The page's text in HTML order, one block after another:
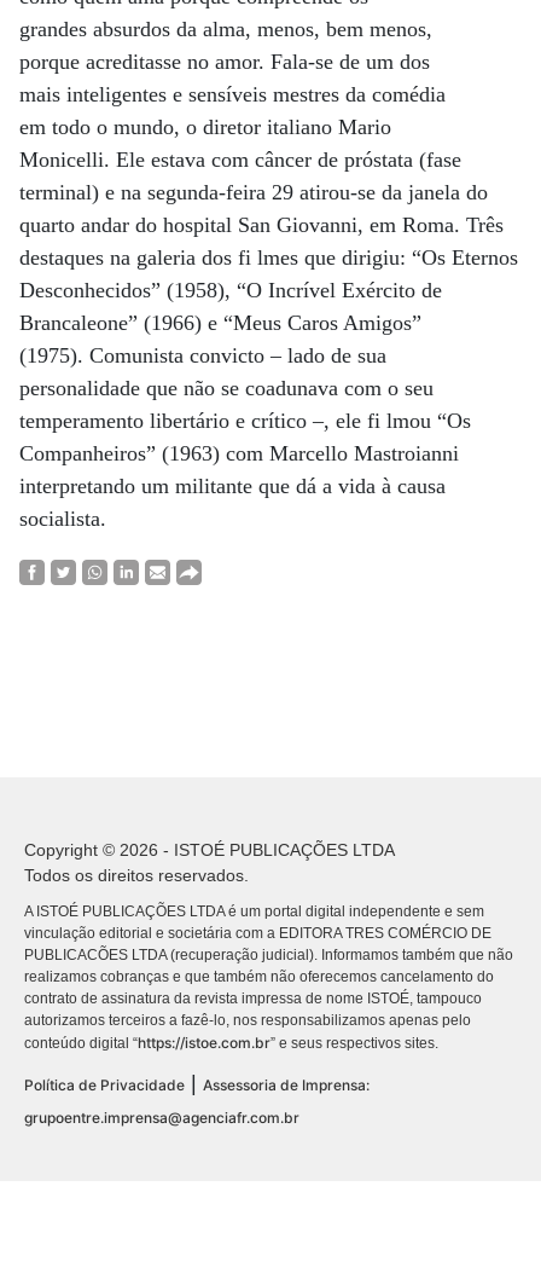
grandes absurdos da alma, menos, bem menos,
porque acreditasse no amor. Fala-se de um dos
mais inteligentes e sensíveis mestres da comédia
em todo o mundo, o diretor italiano Mario
Monicelli. Ele estava com câncer de próstata (fase
terminal) e na segunda-feira 29 atirou-se da janela do
quarto andar do hospital San Giovanni, em Roma. Três
destaques na galeria dos fi lmes que dirigiu: “Os Eternos
Desconhecidos” (1958), “O Incrível Exército de
Brancaleone” (1966) e “Meus Caros Amigos”
(1975). Comunista convicto – lado de sua
personalidade que não se coadunava com o seu
temperamento libertário e crítico –, ele fi lmou “Os
Companheiros” (1963) com Marcello Mastroianni
interpretando um militante que dá a vida à causa
socialista.
Copyright © 2026 - ISTOÉ PUBLICAÇÕES LTDA
Todos os direitos reservados.
A ISTOÉ PUBLICAÇÕES LTDA é um portal digital independente e sem
vinculação editorial e societária com a EDITORA TRES COMÉRCIO DE
PUBLICACÕES LTDA (recuperação judicial). Informamos também que não
realizamos cobranças e que também não oferecemos cancelamento do
contrato de assinatura da revista impressa de nome ISTOÉ, tampouco
autorizamos terceiros a fazê-lo, nos responsabilizamos apenas pelo
conteúdo digital “https://istoe.com.br” e seus respectivos sites.
Política de Privacidade
Assessoria de Imprensa:
grupoentre.imprensa@agenciafr.com.br